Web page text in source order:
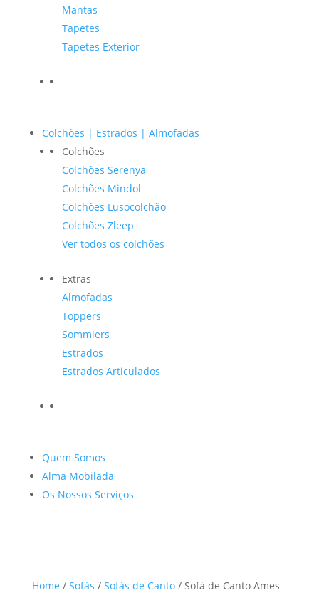
Mantas
Tapetes
Tapetes Exterior
Colchões | Estrados | Almofadas
Colchões
Colchões Serenya
Colchões Mindol
Colchões Lusocolchão
Colchões Zleep
Ver todos os colchões
Extras
Almofadas
Toppers
Sommiers
Estrados
Estrados Articulados
Quem Somos
Alma Mobilada
Os Nossos Serviços
Home / Sofás / Sofás de Canto/ Sofá de Canto Ames